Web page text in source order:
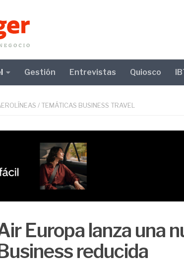
Gestión Entrevistas Quiosco
/ TEMÁTICAS BUSINESS TRAVEL
Europa lanza una
reducida